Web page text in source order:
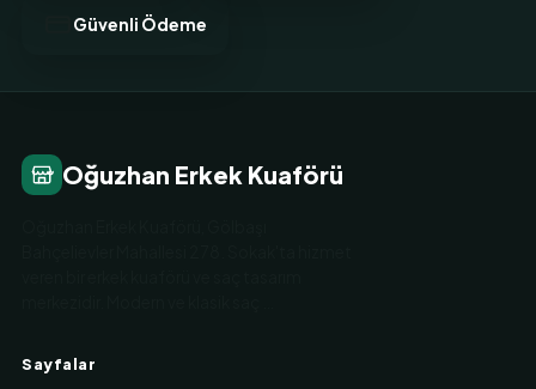
Güvenli Ödeme
Oğuzhan Erkek Kuaförü
Sayfalar